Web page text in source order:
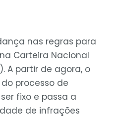
nas regras para
Carteira Nacional
A partir de agora, o
processo de
fixo e passa a
de infrações